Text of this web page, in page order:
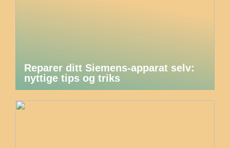
Reparer ditt Siemens-apparat selv:
nyttige tips og triks